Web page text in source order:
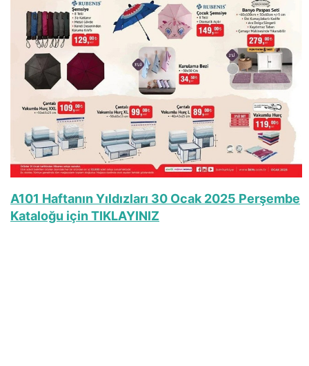
A101 Haftanın Yıldızları 30 Ocak 2025 Perşembe
Kataloğu için TIKLAYINIZ